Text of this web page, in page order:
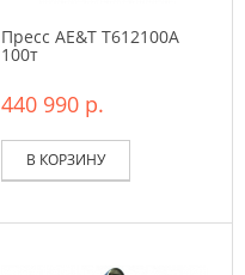
Пресс AE&T T612100A
100т
440 990 р.
В КОРЗИНУ